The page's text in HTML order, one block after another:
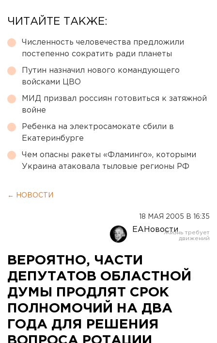
ЧИТАЙТЕ ТАКЖЕ:
Численность человечества предложили
постепенно сократить ради планеты
Путин назначил нового командующего
войсками ЦВО
МИД призвал россиян готовиться к затяжной
войне
Ребенка на электросамокате сбили в
Екатеринбурге
Чем опасны ракеты «Фламинго», которыми
Украина атаковала тыловые регионы РФ
← НОВОСТИ
18 МАЯ 2005 В 16:35
ЕАНовости
ВЕРОЯТНО, ЧАСТИ
ДЕПУТАТОВ ОБЛАСТНОЙ
ДУМЫ ПРОДЛЯТ СРОК
ПОЛНОМОЧИЙ НА ДВА
ГОДА ДЛЯ РЕШЕНИЯ
ВОПРОСА РОТАЦИИ